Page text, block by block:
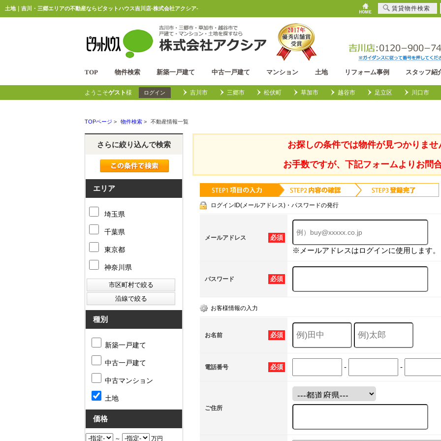
土地｜吉川・三郷エリアの不動産ならピタットハウス吉川店-株式会社アクシア-
TOP 物件検索 新築一戸建て 中古一戸建て マンション 土地 リフォーム事例 スタッフ紹
ようこそゲスト様 ログイン 吉川市 三郷市 松伏町 草加市 越谷市 足立区 川口市
TOPページ > 物件検索 > 不動産情報一覧
お探しの条件では物件が見つかりませ
お手数ですが、下記フォームよりお問
ログインID(メールアドレス)・パスワードの発行
必須
メールアドレス
※メールアドレスはログインに使用します。
必須
パスワード
お客様情報の入力
必須
お名前
必須
電話番号 - -
ご住所
さらに絞り込んで検索
エリア
埼玉県
千葉県
東京都
神奈川県
種別
新築一戸建て
中古一戸建て
中古マンション
土地
価格
～ 万円
賃貸物件検索